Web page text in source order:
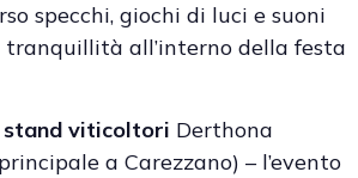
specchi, giochi di luci e suoni
tranquillità all’interno della festa
stand viticoltori Derthona
a Carezzano) – l’evento